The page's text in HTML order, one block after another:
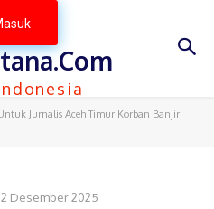
Jurnalis Aceh Timur Korban Banjir
2 Desember 2025